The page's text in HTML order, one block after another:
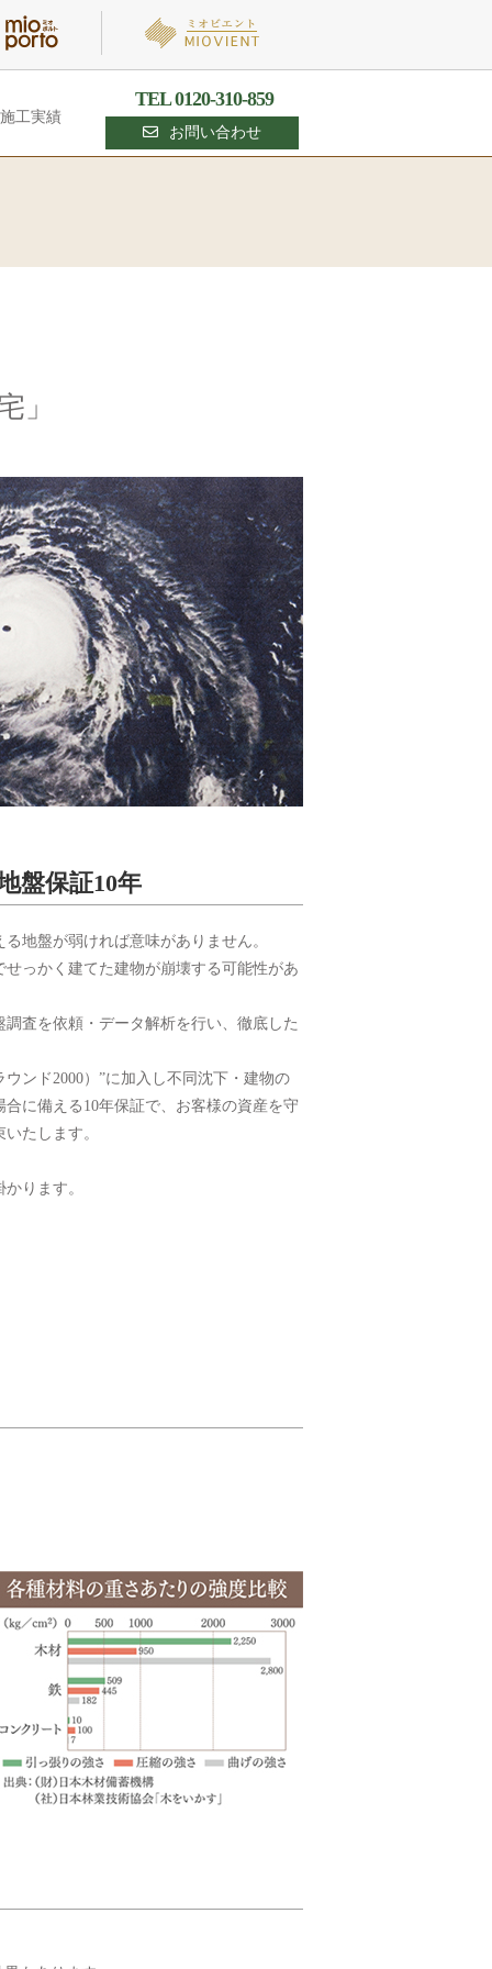
施工実績
TEL 0120-310-859
お問い合わせ
」
盤保証10年
地盤が弱ければ意味がありません。
っかく建てた建物が崩壊する可能性があ
査を依頼・データ解析を行い、徹底した
ンド2000）”に加入し不同沈下・建物の
に備える10年保証で、お客様の資産を守
たします。
ります。